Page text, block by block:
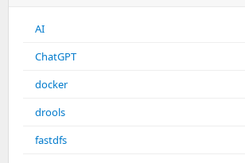
AI
ChatGPT
docker
drools
fastdfs